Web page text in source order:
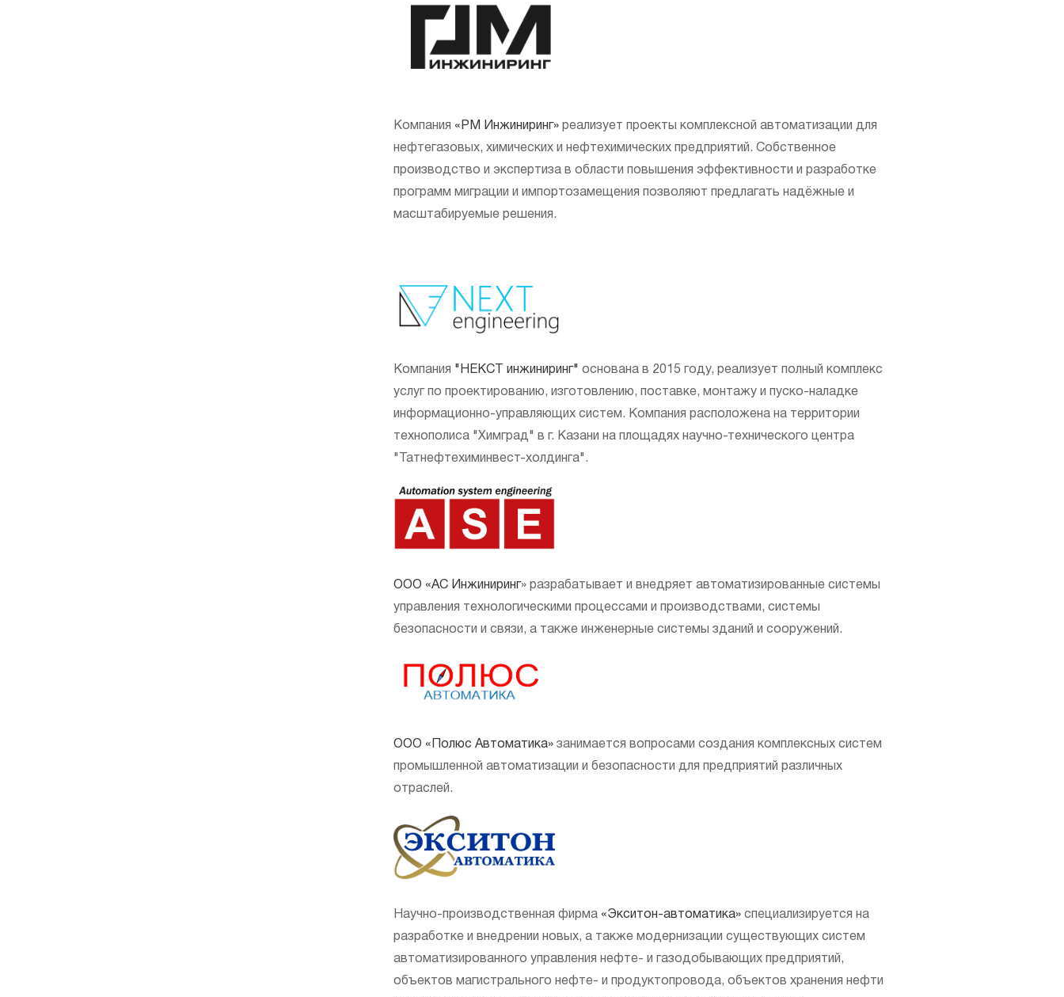
Компания «РМ Инжиниринг»реализует проекты комплексной автоматизации для
нефтегазовых, химических и нефтехимических предприятий. Собственное
производство и экспертиза в области повышения эффективности и разработке
программ миграции и импортозамещения позволяют предлагать надёжные и
масштабируемые решения.
Компания " НЕКСТ инжиниринг" основана в 2015 году, реализует полный комплекс
услуг по проектированию, изготовлению, поставке, монтажу и пуско-наладке
информационно-управляющих систем. Компания расположена на территории
технополиса "Химград" в г. Казани на площадях научно-технического центра
"Татнефтехиминвест-холдинга".
ООО «АС Инжиниринг» разрабатывает и внедряет автоматизированные системы
управления технологическими процессами и производствами, системы
безопасности и связи, а также инженерные системы зданий и сооружений.
ООО «Полюс Автоматика»занимается вопросами создания комплексных систем
промышленной автоматизации и безопасности для предприятий различных
отраслей.
Научно-производственная фирма «Экситон-автоматика»специализируется на
разработке и внедрении новых, а также модернизации существующих систем
автоматизированного управления нефте- и газодобывающих предприятий,
объектов магистрального нефте- и продуктопровода, объектов хранения нефти